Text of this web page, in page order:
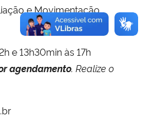
e Movimentação
e 13h30min às 17h
agendamento. Realize o